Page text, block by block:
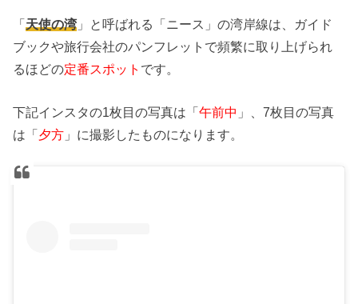
「天使の湾」と呼ばれる「ニース」の湾岸線は、ガイド
ブックや旅行会社のパンフレットで頻繁に取り上げられ
るほどの定番スポット です。
下記インスタの1枚目の写真は「午前中 」、7枚目の写真
は「夕方 」に撮影したものになります。